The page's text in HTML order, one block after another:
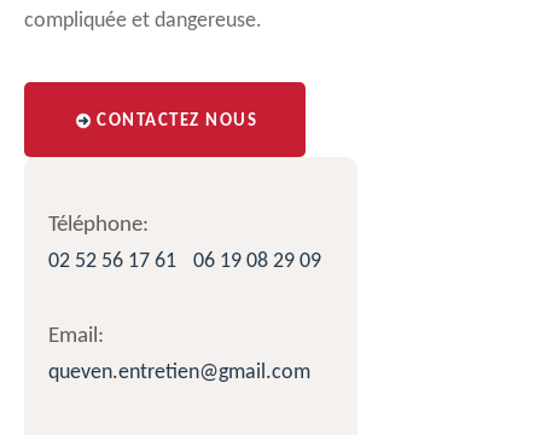
compliquée et dangereuse.
CONTACTEZ NOUS
Téléphone:
02 52 56 17 61
06 19 08 29 09
Email:
queven.entretien@gmail.com